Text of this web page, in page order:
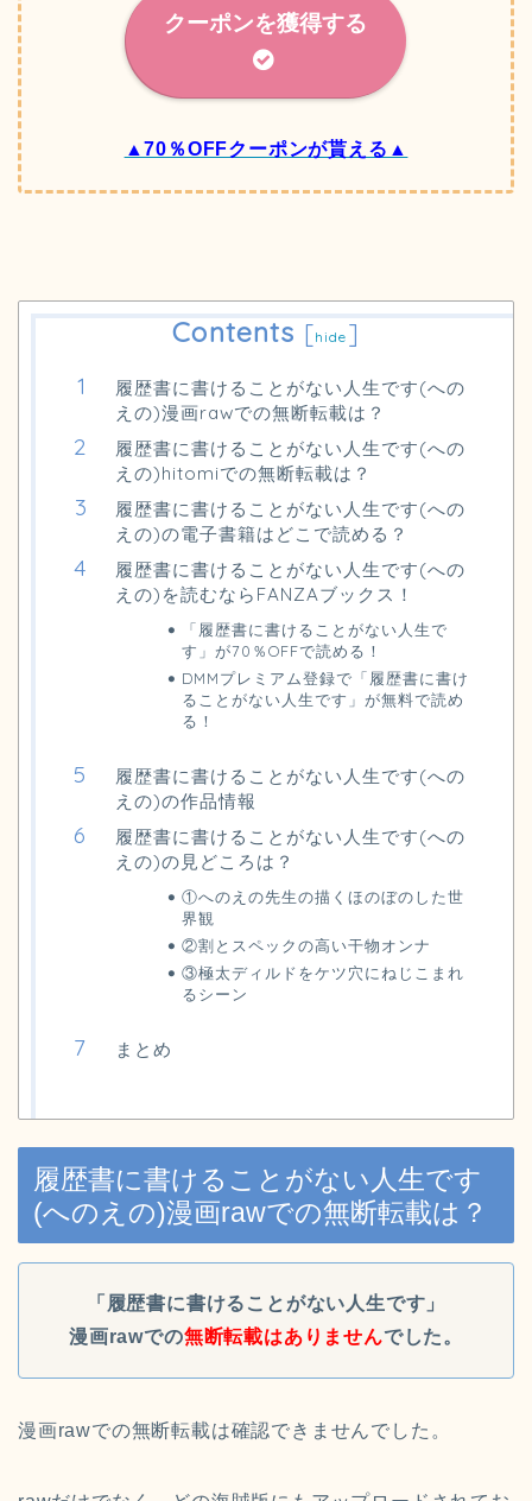
クーポンを獲得する
▲70％OFFクーポンが貰える▲
Contents [hide ]
履歴書に書けることがない人生です(への
えの)漫画rawでの無断転載は？
履歴書に書けることがない人生です(への
えの)hitomiでの無断転載は？
履歴書に書けることがない人生です(への
えの)の電子書籍はどこで読める？
履歴書に書けることがない人生です(への
えの)を読むならFANZAブックス！
「履歴書に書けることがない人生で
す」が70％OFFで読める！
DMMプレミアム登録で「履歴書に書け
ることがない人生です」が無料で読め
る！
履歴書に書けることがない人生です(への
えの)の作品情報
履歴書に書けることがない人生です(への
えの)の見どころは？
①へのえの先生の描くほのぼのした世
界観
②割とスペックの高い干物オンナ
③極太ディルドをケツ穴にねじこまれ
るシーン
まとめ
履歴書に書けることがない人生です
(へのえの)漫画rawでの無断転載は？
「履歴書に書けることがない人生です」
漫画rawでの無断転載はありませんでした。
漫画rawでの無断転載は確認できませんでした。